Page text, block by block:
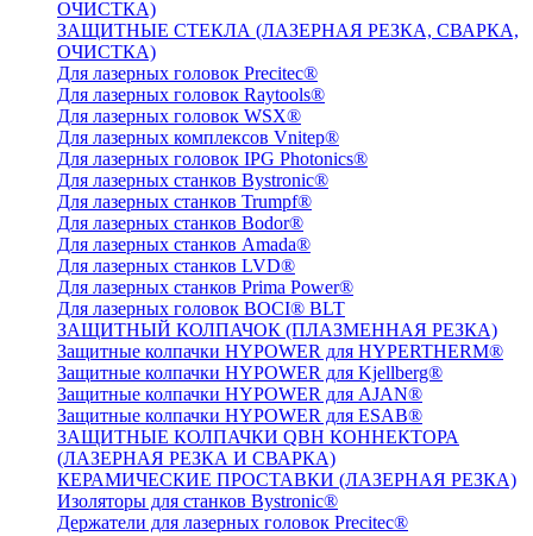
ОЧИСТКА)
ЗАЩИТНЫЕ СТЕКЛА (ЛАЗЕРНАЯ РЕЗКА, СВАРКА,
ОЧИСТКА)
Для лазерных головок Precitec®
Для лазерных головок Raytools®
Для лазерных головок WSX®
Для лазерных комплексов Vnitep®
Для лазерных головок IPG Photonics®
Для лазерных станков Bystronic®
Для лазерных станков Trumpf®
Для лазерных станков Bodor®
Для лазерных станков Amada®
Для лазерных станков LVD®
Для лазерных станков Prima Power®
Для лазерных головок BOCI® BLT
ЗАЩИТНЫЙ КОЛПАЧОК (ПЛАЗМЕННАЯ РЕЗКА)
Защитные колпачки HYPOWER для HYPERTHERM®
Защитные колпачки HYPOWER для Kjellberg®
Защитные колпачки HYPOWER для AJAN®
Защитные колпачки HYPOWER для ESAB®
ЗАЩИТНЫЕ КОЛПАЧКИ QBH КОННЕКТОРА
(ЛАЗЕРНАЯ РЕЗКА И СВАРКА)
КЕРАМИЧЕСКИЕ ПРОСТАВКИ (ЛАЗЕРНАЯ РЕЗКА)
Изоляторы для станков Bystronic®
Держатели для лазерных головок Precitec®